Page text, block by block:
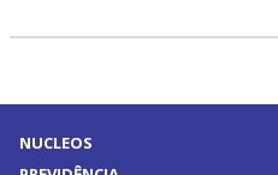
NUCLEOS